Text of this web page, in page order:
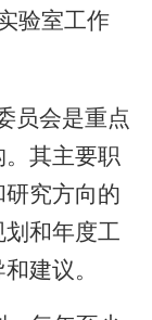
验室工作
员会是重点
其主要职
究方向的
和年度工
建议。